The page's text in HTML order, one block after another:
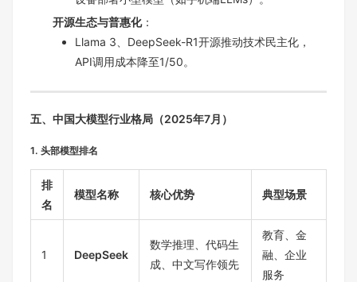
开源生态与普惠化：
Llama 3、DeepSeek-R1开源推动技术民主化，
API调用成本降至1/50。
五、中国大模型行业格局（2025年7月）
1. 头部模型排名
排
名
模型名称 核心优势 典型场景
1 DeepSeek
数学推理、代码生
成、中文写作领先
教育、金
融、企业
服务